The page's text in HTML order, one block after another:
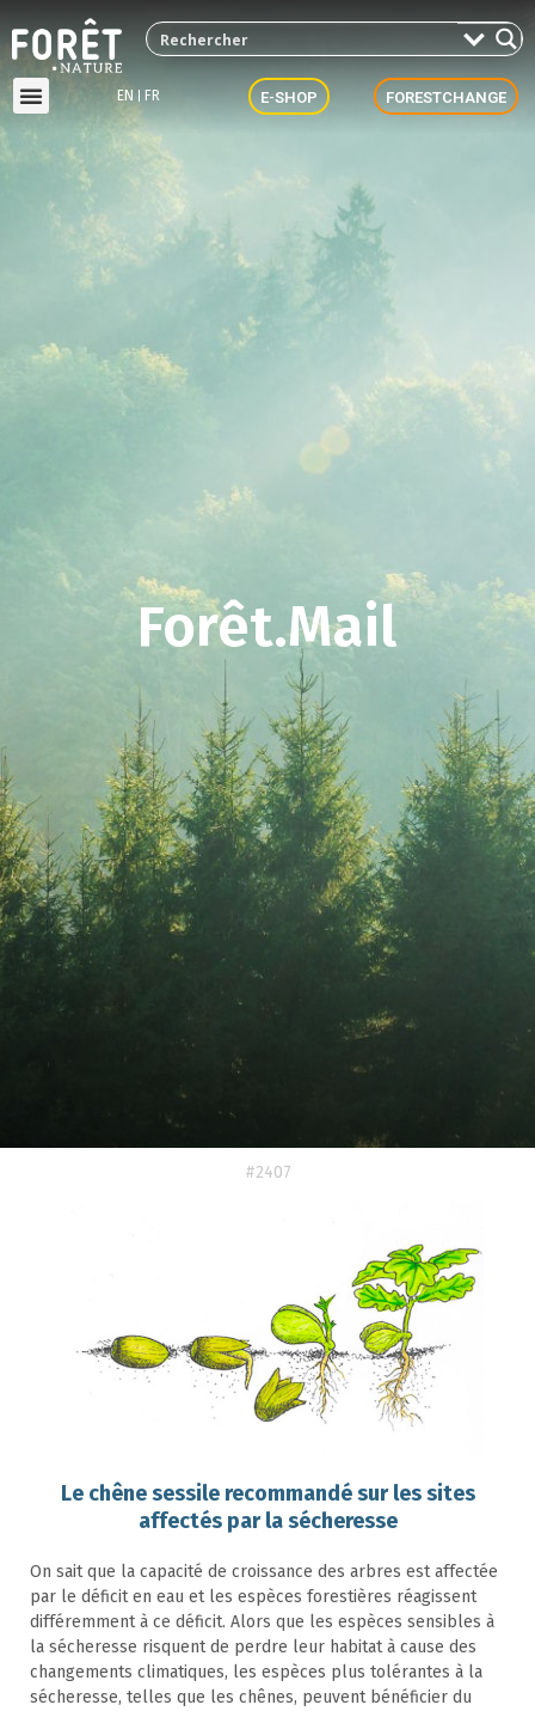
EN FR E-SHOP FORESTCHANGE
Forêt.Mail
#2407
Le chêne sessile recommandé sur les sites
affectés par la sécheresse
On sait que la capacité de croissance des arbres est affectée
par le déficit en eau et les espèces forestières réagissent
différemment à ce déficit. Alors que les espèces sensibles à
la sécheresse risquent de perdre leur habitat à cause des
changements climatiques, les espèces plus tolérantes à la
sécheresse, telles que les chênes, peuvent bénéficier du